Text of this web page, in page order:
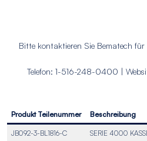
Bitte kontaktieren Sie Bematech für
Telefon: 1-516-248-0400 |
Produkt Teilenummer Beschreibung
JB092-3-BL1816-C
SERIE 4000